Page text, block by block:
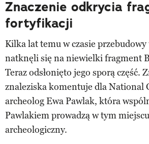
Znaczenie odkrycia
fortyfikacji
Kilka lat temu w czasie
natknęli się na niewielki fragment
Teraz odsłonięto jego sporą część.
znaleziska komentuje dla National
archeolog Ewa Pawlak, która
Pawlakiem prowadzą w tym
archeologiczny.